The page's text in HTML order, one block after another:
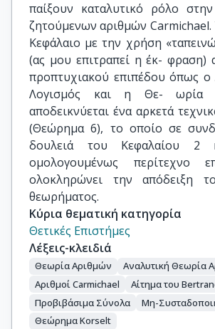
παίξουν καταλυτικό ρόλο
ζητούμενων αριθμών Carmichael.
Kεφάλαιο με την χρήση
(ας μου επιτραπεί η έκ- φραση)
προπτυχιακού επιπέδου όπως ο
Λογισμός και η Θε- ωρία
αποδεικνύεται ένα αρκετά
(Θεώρημα 6), το οποίο σε
δουλειά του Κεφαλαίου 2
ομολογουμένως περίτεχνο
ολοκληρώνει την απόδειξη
θεωρήματος.
Κύρια θεματική κατηγορία
Θετικές Επιστήμες
Λέξεις-κλειδιά
Θεωρία Αριθμών
Αναλυτική Θεωρία
Αριθμοί Carmichael
Αίτημα του
Προβιβάσιμα Σύνολα
Mη-
Θεώρημα Korselt